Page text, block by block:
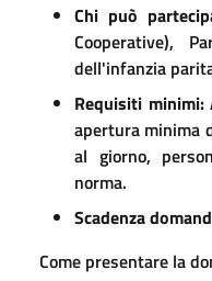
Chi può
Cooperative),
dell'infanzia
Requisiti minimi:
apertura minima
al giorno,
norma.
Scadenza
Come presentare la